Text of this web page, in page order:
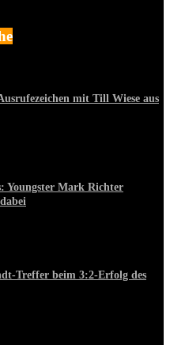
mit Till Wiese aus
Youngster Mark Richter
Treffer beim 3:2-Erfolg des